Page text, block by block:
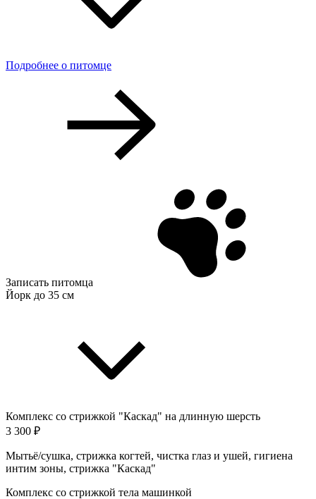
Подробнее о питомце
Записать питомца
Йорк до 35 см
Комплекс со стрижкой "Каскад" на длинную шерсть
3 300 ₽
Мытьё/сушка, стрижка когтей, чистка глаз и ушей, гигиена
интим зоны, стрижка "Каскад"
Комплекс со стрижкой тела машинкой